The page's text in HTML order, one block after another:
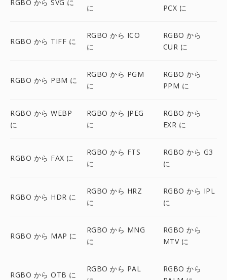
RGBO から SVG に
に
PCX に
RGBO から TIFF に
RGBO から ICO
に
RGBO から
CUR に
RGBO から PBM に
RGBO から PGM
に
RGBO から
PPM に
RGBO から WEBP
に
RGBO から JPEG
に
RGBO から
EXR に
RGBO から FAX に
RGBO から FTS
に
RGBO から G3
に
RGBO から HDR に
RGBO から HRZ
に
RGBO から IPL
に
RGBO から MAP に
RGBO から MNG
に
RGBO から
MTV に
RGBO から OTB に
RGBO から PAL
RGBO から